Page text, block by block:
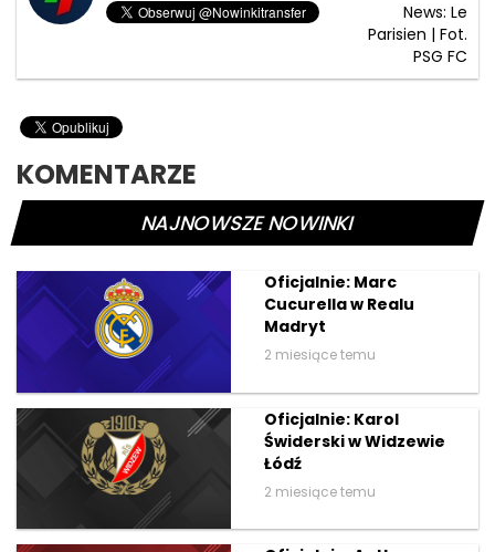
News: Le
Parisien | Fot.
PSG FC
KOMENTARZE
NAJNOWSZE NOWINKI
Oficjalnie: Marc
Cucurella w Realu
Madryt
2 miesiące temu
Oficjalnie: Karol
Świderski w Widzewie
Łódź
2 miesiące temu